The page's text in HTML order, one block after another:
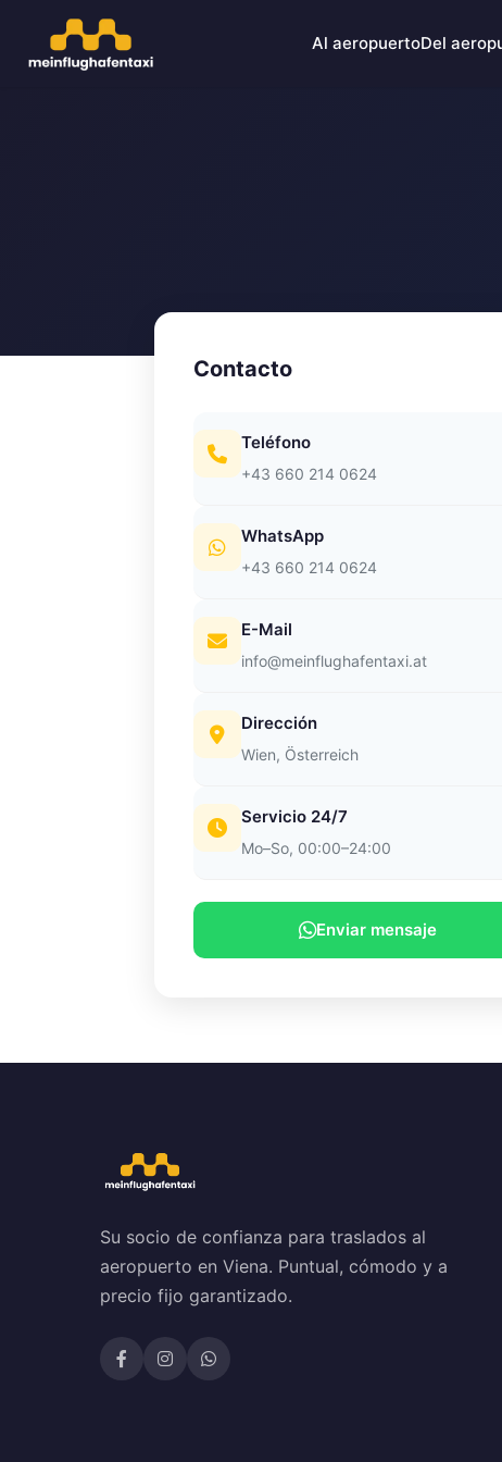
Al aeropuertoDel
Contacto
Teléfono
+43 660 214 0624
WhatsApp
+43 660 214 0624
E-Mail
info@meinflughafentaxi.at
Dirección
Wien, Österreich
Servicio 24/7
Mo–So, 00:00–24:00
Enviar mensaje
Su socio de confianza para traslados al
aeropuerto en Viena. Puntual, cómodo y a
precio fijo garantizado.